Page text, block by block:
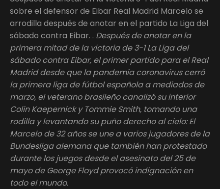
sobre el defensor de Eibar Real Madrid Marcelo se
arrodilla después de anotar en el partido La Liga del
sábado contra Eibar. . Después de anotar en la
primera mitad de la victoria de 3-1 La Liga del
sábado contra Eibar, el primer partido para el Real
Madrid desde que la pandemia coronavirus cerró
la primera liga de fútbol española a mediados de
marzo, el veterano brasileño canalizó su interior
Colin Kaepernick y Tommie Smith, tomando una
rodilla y levantando su puño derecho al cielo: El
Marcelo de 32 años se une a varios jugadores de la
Bundesliga alemana que también han protestado
durante los juegos desde el asesinato del 25 de
mayo de George Floyd provocó indignación en
todo el mundo.